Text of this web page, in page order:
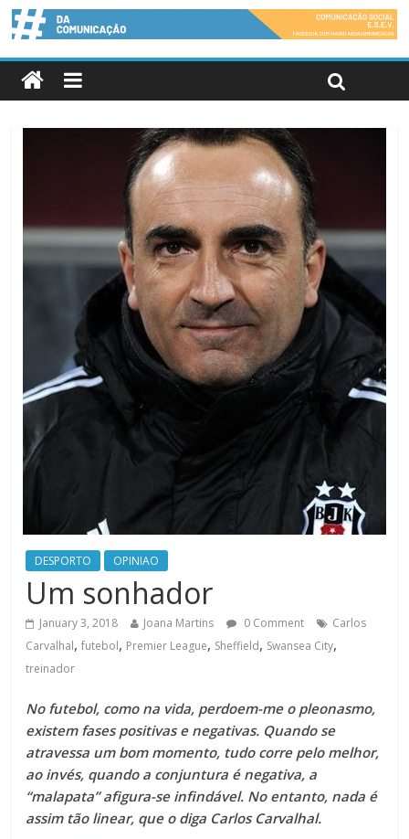
DESPORTO OPINIAO
Um sonhador
January 3, 2018 Joana Martins 0 Comment
Carlos
Carvalhal,futebol, Premier League, Sheffield, Swansea City,
treinador
No futebol, como na vida, perdoem-me o pleonasmo,
existem fases positivas e negativas. Quando se
atravessa um bom momento, tudo corre pelo melhor,
ao invés, quando a conjuntura é negativa, a
“malapata” afigura-se infindável. No entanto, nada é
assim tão linear, que o diga Carlos Carvalhal.